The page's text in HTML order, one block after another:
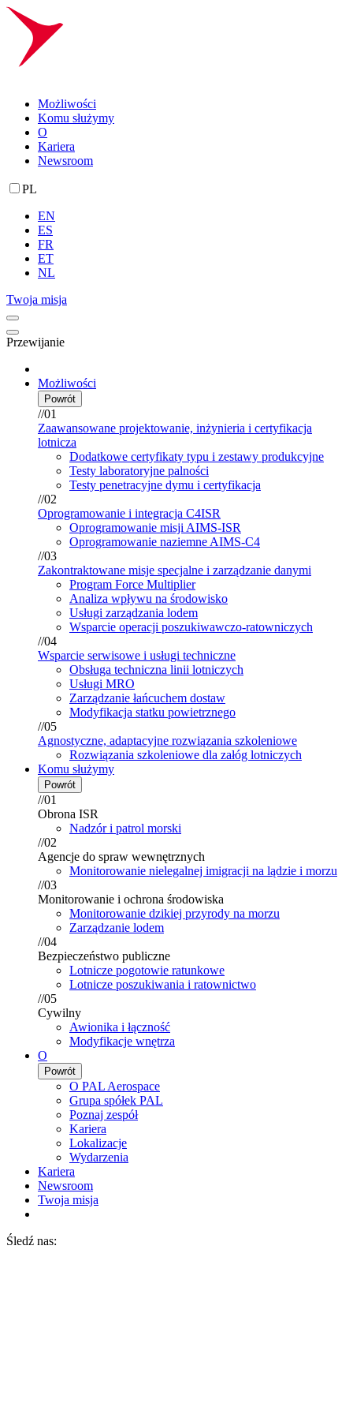
Możliwości
Komu służymy
O
Kariera
Newsroom
PL
EN
ES
FR
ET
NL
Twoja misja
Przewijanie
Możliwości
Powrót
//01
Zaawansowane projektowanie, inżynieria i certyfikacja
lotnicza
Dodatkowe certyfikaty typu i zestawy produkcyjne
Testy laboratoryjne palności
Testy penetracyjne dymu i certyfikacja
//02
Oprogramowanie i integracja C4ISR
Oprogramowanie misji AIMS-ISR
Oprogramowanie naziemne AIMS-C4
//03
Zakontraktowane misje specjalne i zarządzanie danymi
Program Force Multiplier
Analiza wpływu na środowisko
Usługi zarządzania lodem
Wsparcie operacji poszukiwawczo-ratowniczych
//04
Wsparcie serwisowe i usługi techniczne
Obsługa techniczna linii lotniczych
Usługi MRO
Zarządzanie łańcuchem dostaw
Modyfikacja statku powietrznego
//05
Agnostyczne, adaptacyjne rozwiązania szkoleniowe
Rozwiązania szkoleniowe dla załóg lotniczych
Komu służymy
Powrót
//01
Obrona ISR
Nadzór i patrol morski
//02
Agencje do spraw wewnętrznych
Monitorowanie nielegalnej imigracji na lądzie i morzu
//03
Monitorowanie i ochrona środowiska
Monitorowanie dzikiej przyrody na morzu
Zarządzanie lodem
//04
Bezpieczeństwo publiczne
Lotnicze pogotowie ratunkowe
Lotnicze poszukiwania i ratownictwo
//05
Cywilny
Awionika i łączność
Modyfikacje wnętrza
O
Powrót
O PAL Aerospace
Grupa spółek PAL
Poznaj zespół
Kariera
Lokalizacje
Wydarzenia
Kariera
Newsroom
Twoja misja
Śledź nas: